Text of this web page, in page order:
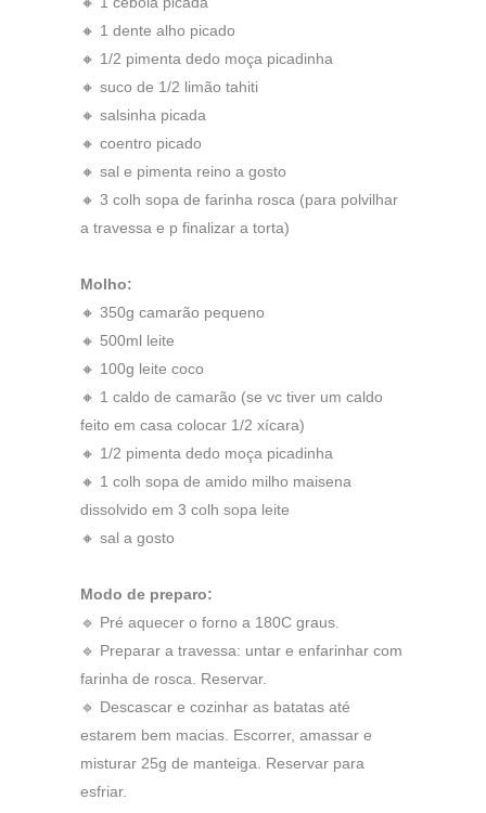
🔸 1 dente alho picado
🔸 1/2 pimenta dedo moça picadinha
🔸 suco de 1/2 limão tahiti
🔸 salsinha picada
🔸 coentro picado
🔸 sal e pimenta reino a gosto
🔸 3 colh sopa de farinha rosca (para polvilhar
a travessa e p finalizar a torta)
Molho:
🔸 350g camarão pequeno
🔸 500ml leite
🔸 100g leite coco
🔸 1 caldo de camarão (se vc tiver um caldo
feito em casa colocar 1/2 xícara)
🔸 1/2 pimenta dedo moça picadinha
🔸 1 colh sopa de amido milho maisena
dissolvido em 3 colh sopa leite
🔸 sal a gosto
Modo de preparo:
🔹 Pré aquecer o forno a 180C graus.
🔹 Preparar a travessa: untar e enfarinhar com
farinha de rosca. Reservar.
🔹 Descascar e cozinhar as batatas até
estarem bem macias. Escorrer, amassar e
misturar 25g de manteiga. Reservar para
esfriar.